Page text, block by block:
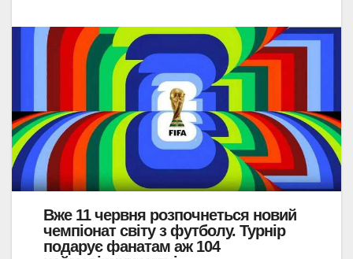
Вже 11 червня розпочнеться новий
чемпіонат світу з футболу. Турнір
подарує фанатам аж 104